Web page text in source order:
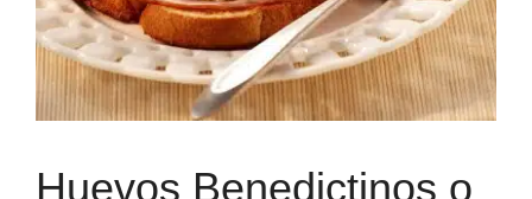
Huevos Benedictinos o